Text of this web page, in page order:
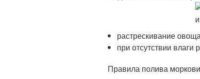
растрескивание
при отсутствии влаги
Правила полива